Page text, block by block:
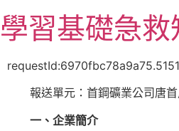
至
主
學習基礎急救
報送單元：首鋼礦業公司唐
一、企業簡介